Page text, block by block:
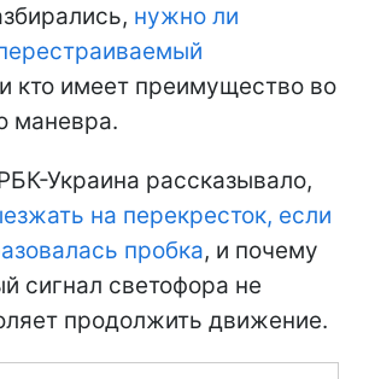
нужно ли
и кто имеет преимущество во
маневра.
Украина рассказывало,
на перекресток, если
пробка, и почему
сигнал светофора не
продолжить движение.